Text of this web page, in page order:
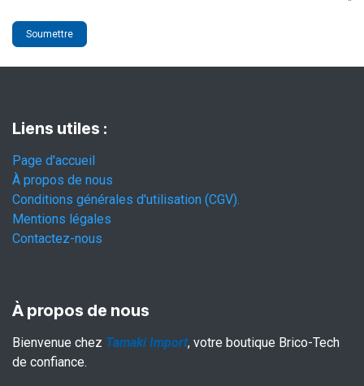
Soumettre
Liens utiles :
Page d'accueil
À propos de nous
Conditions générales d'utilisation (CGV).
Mentions légales
Contactez-nous
À propos de nous
Bienvenue chez Tamaki Import, votre boutique Brico-Tech
de confiance.